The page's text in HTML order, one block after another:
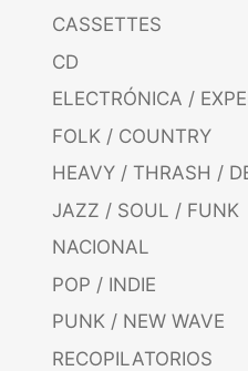
CASSETTES
CD
ELECTRÓNICA /
FOLK / COUNTRY
HEAVY / THRASH /
JAZZ / SOUL / FUNK
NACIONAL
POP / INDIE
PUNK / NEW WAVE
RECOPILATORIOS